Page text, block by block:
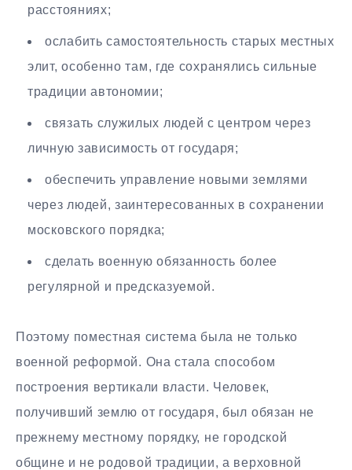
расстояниях;
ослабить самостоятельность старых местных
элит, особенно там, где сохранялись сильные
традиции автономии;
связать служилых людей с центром через
личную зависимость от государя;
обеспечить управление новыми землями
через людей, заинтересованных в сохранении
московского порядка;
сделать военную обязанность более
регулярной и предсказуемой.
Поэтому поместная система была не только
военной реформой. Она стала способом
построения вертикали власти. Человек,
получивший землю от государя, был обязан не
прежнему местному порядку, не городской
общине и не родовой традиции, а верховной